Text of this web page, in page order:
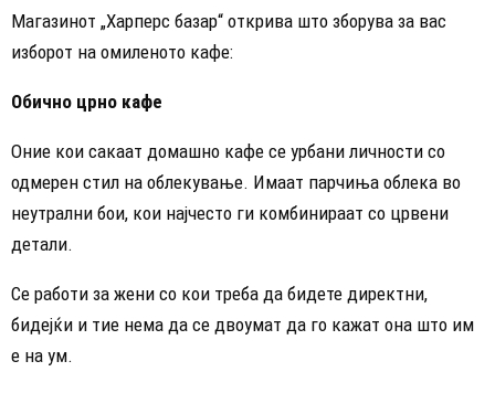
Магазинот „Харперс базар“ открива што зборува за вас
изборот на омиленото кафе:
Обично црно кафе
Оние кои сакаат домашно кафе се урбани личности со
одмерен стил на облекување. Имаат парчиња облека во
неутрални бои, кои најчесто ги комбинираат со црвени
детали.
Се работи за жени со кои треба да бидете директни,
бидејќи и тие нема да се двоумат да го кажат она што им
е на ум.